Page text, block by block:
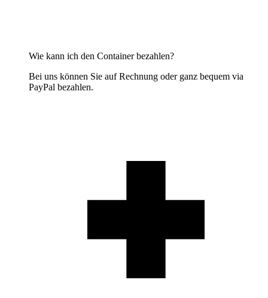
Wie kann ich den Container bezahlen?
Bei uns können Sie auf Rechnung oder ganz bequem via
PayPal bezahlen.